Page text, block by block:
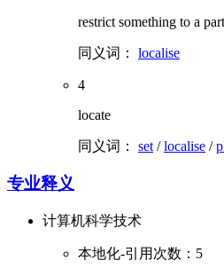
restrict something to a
同义词： localise
4
locate
同义词： set /localise /
专业释义
计算机科学技术
本地化-引用次数：5